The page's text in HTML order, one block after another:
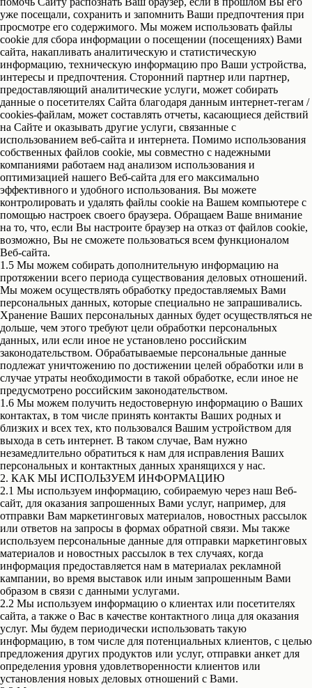
уже посещали, сохранить и запомнить Ваши предпочтения при
просмотре его содержимого. Мы можем использовать файлы
cookie для сбора информации о посещении (посещениях) Вами
сайта, накапливать аналитическую и статистическую
информацию, техническую информацию про Ваши устройства,
интересы и предпочтения. Сторонний партнер или партнер,
предоставляющий аналитические услуги, может собирать
данные о посетителях Сайта благодаря данным интернет-тегам /
cookies-файлам, может составлять отчеты, касающиеся действий
на Сайте и оказывать другие услуги, связанные с
использованием веб-сайта и интернета. Помимо использования
собственных файлов cookie, мы совместно с надежными
компаниями работаем над анализом использования и
оптимизацией нашего Веб-сайта для его максимально
эффективного и удобного использования. Вы можете
контролировать и удалять файлы cookie на Вашем компьютере с
помощью настроек своего браузера. Обращаем Ваше внимание
на то, что, если Вы настроите браузер на отказ от файлов cookie,
возможно, Вы не сможете пользоваться всем функционалом
Веб-сайта.
1.5 Мы можем собирать дополнительную информацию на
протяжении всего периода существования деловых отношений.
Мы можем осуществлять обработку предоставляемых Вами
персональных данных, которые специально не запрашивались.
Хранение Ваших персональных данных будет осуществляться не
дольше, чем этого требуют цели обработки персональных
данных, или если иное не установлено российским
законодательством. Обрабатываемые персональные данные
подлежат уничтожению по достижении целей обработки или в
случае утраты необходимости в такой обработке, если иное не
предусмотрено российским законодательством.
1.6 Мы можем получить недостоверную информацию о Ваших
контактах, в том числе принять контакты Ваших родных и
близких и всех тех, кто пользовался Вашим устройством для
выхода в сеть интернет. В таком случае, Вам нужно
незамедлительно обратиться к нам для исправления Ваших
персональных и контактных данных хранящихся у нас.
2. КАК МЫ ИСПОЛЬЗУЕМ ИНФОРМАЦИЮ
2.1 Мы используем информацию, собираемую через наш Веб-
сайт, для оказания запрошенных Вами услуг, например, для
отправки Вам маркетинговых материалов, новостных рассылок
или ответов на запросы в формах обратной связи. Мы также
используем персональные данные для отправки маркетинговых
материалов и новостных рассылок в тех случаях, когда
информация предоставляется нам в материалах рекламной
кампании, во время выставок или иным запрошенным Вами
образом в связи с данными услугами.
2.2 Мы используем информацию о клиентах или посетителях
сайта, а также о Вас в качестве контактного лица для оказания
услуг. Мы будем периодически использовать такую
информацию, в том числе для потенциальных клиентов, с целью
предложения других продуктов или услуг, отправки анкет для
определения уровня удовлетворенности клиентов или
установления новых деловых отношений с Вами.